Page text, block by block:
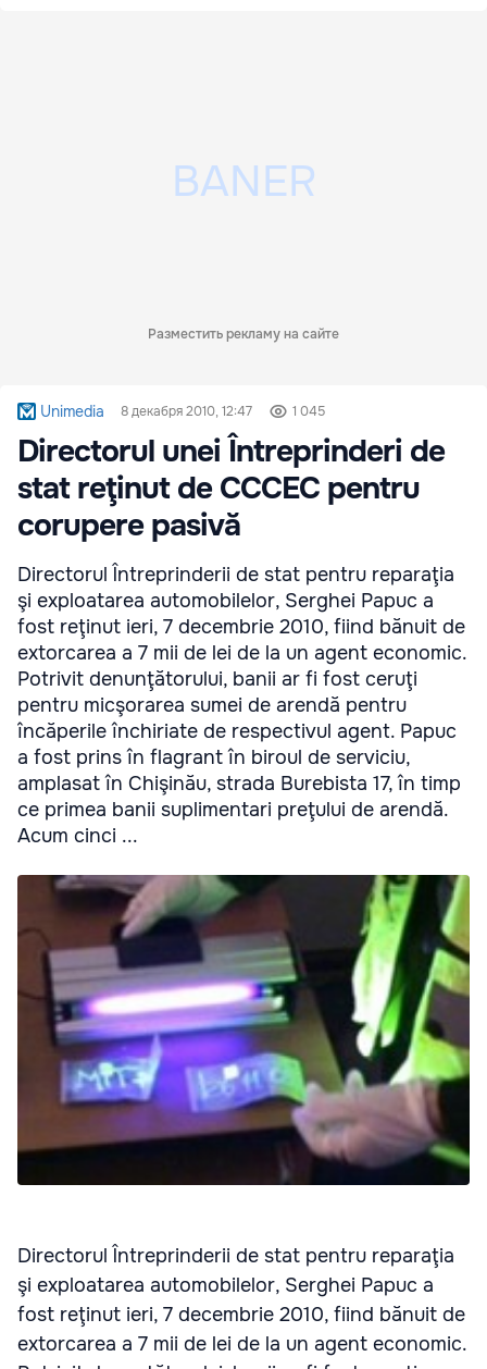
Разместить рекламу на сайте
Unimedia 8 декабря 2010, 12:47 1 045
Directorul unei Întreprinderi de
stat reţinut de CCCEC pentru
corupere pasivă
Directorul Întreprinderii de stat pentru reparaţia
şi exploatarea automobilelor, Serghei Papuc a
fost reţinut ieri, 7 decembrie 2010, fiind bănuit de
extorcarea a 7 mii de lei de la un agent economic.
Potrivit denunţătorului, banii ar fi fost ceruţi
pentru micşorarea sumei de arendă pentru
încăperile închiriate de respectivul agent. Papuc
a fost prins în flagrant în biroul de serviciu,
amplasat în Chişinău, strada Burebista 17, în timp
ce primea banii suplimentari preţului de arendă.
Acum cinci ...
Directorul Întreprinderii de stat pentru reparaţia
şi exploatarea automobilelor, Serghei Papuc a
fost reţinut ieri, 7 decembrie 2010, fiind bănuit de
extorcarea a 7 mii de lei de la un agent economic.